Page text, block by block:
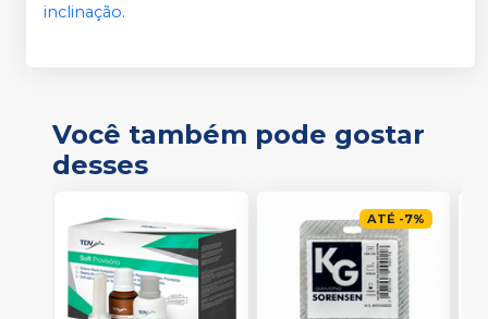
inclinação.
Você também pode gostar
desses
ATÉ -7%